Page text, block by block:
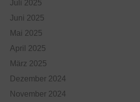
Juli 2025
Juni 2025
Mai 2025
April 2025
März 2025
Dezember 2024
November 2024